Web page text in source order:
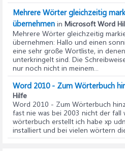
Mehrere Wörter gleichzeitig
übernehmen in Microsoft Word
Mehrere Wörter gleichzeitig
übernehmen: Hallo und einen
eine sehr große Wortliste, in
unterkringelt sind. Die
nur noch nicht in meinem...
Word 2010 - Zum Wörterbuch
Hilfe
Word 2010 - Zum Wörterbuch
fast nie was bei 2003 nicht der fall
wörterbuch erstellt ich habe xp
installiert und bei vielen wörtern